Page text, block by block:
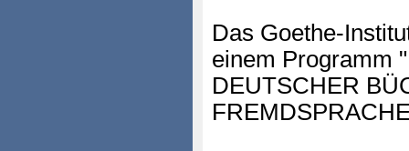
Das Goethe-
einem Programm
DEUTSCHER